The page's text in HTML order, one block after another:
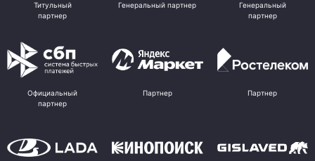
Титульный
партнер
Генеральный партнер
Генеральный
партнер
Официальный
партнер
Партнер Партнер